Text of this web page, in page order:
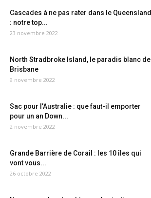
Cascades à ne pas rater dans le Queensland
: notre top...
23 novembre 2022
North Stradbroke Island, le paradis blanc de
Brisbane
9 novembre 2022
Sac pour l’Australie : que faut-il emporter
pour un an Down...
2 novembre 2022
Grande Barrière de Corail : les 10 îles qui
vont vous...
26 octobre 2022